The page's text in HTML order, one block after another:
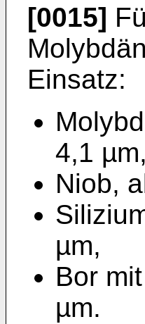
[0015]
Einsatz:
4,1 µm,
Niob,
µm,
Bor
µm.